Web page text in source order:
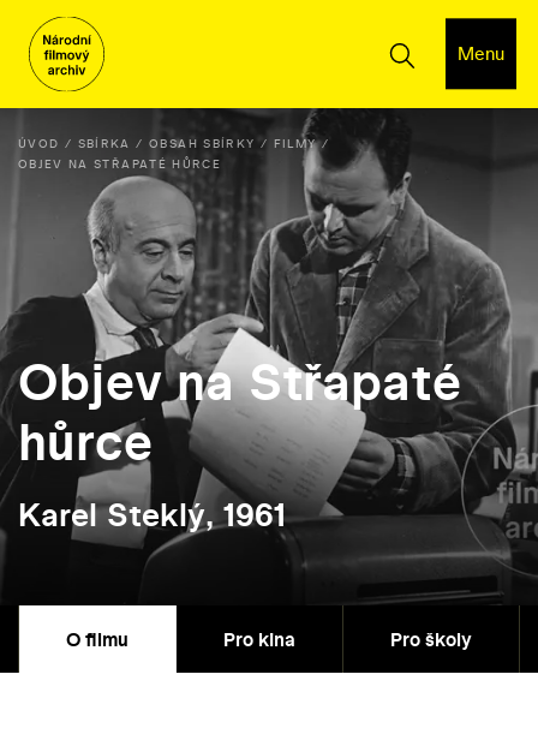
Menu
ÚVOD SBÍRKA OBSAH SBÍRKY
FILMY
OBJEV NA STŘAPATÉ HŮRCE
Objev na Střapaté
hůrce
Karel Steklý, 1961
O filmu Pro kina Pro školy